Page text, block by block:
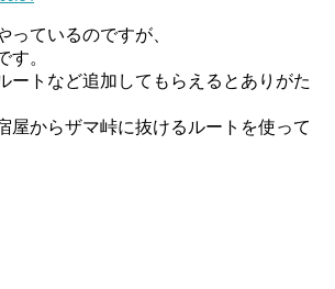
っているのですが、
す。
ートなど追加してもらえるとありがた
屋からザマ峠に抜けるルートを使って